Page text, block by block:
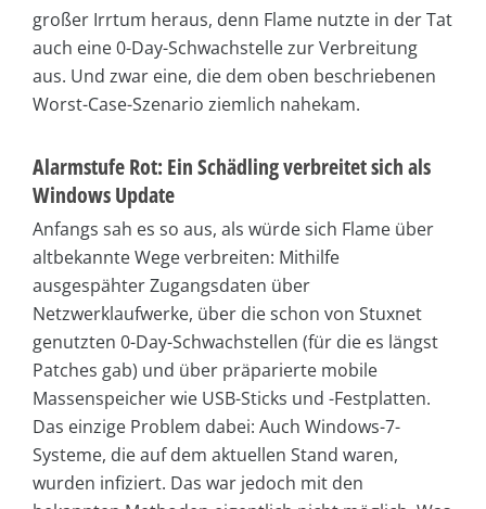
großer Irrtum heraus, denn Flame nutzte in der Tat
auch eine 0-Day-Schwachstelle zur Verbreitung
aus. Und zwar eine, die dem oben beschriebenen
Worst-Case-Szenario ziemlich nahekam.
Alarmstufe Rot: Ein Schädling verbreitet sich als
Windows Update
Anfangs sah es so aus, als würde sich Flame über
altbekannte Wege verbreiten: Mithilfe
ausgespähter Zugangsdaten über
Netzwerklaufwerke, über die schon von Stuxnet
genutzten 0-Day-Schwachstellen (für die es längst
Patches gab) und über präparierte mobile
Massenspeicher wie USB-Sticks und -Festplatten.
Das einzige Problem dabei: Auch Windows-7-
Systeme, die auf dem aktuellen Stand waren,
wurden infiziert. Das war jedoch mit den